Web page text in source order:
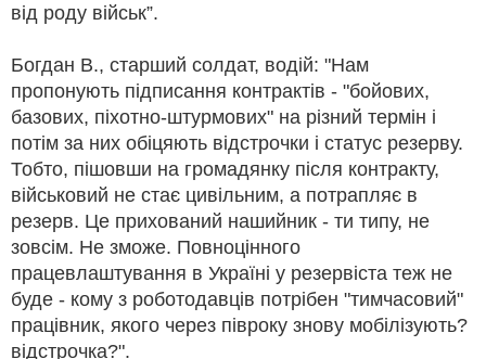
від роду військ”.
Богдан В., старший солдат, водій: "Нам
пропонують підписання контрактів - "бойових,
базових, піхотно-штурмових" на різний термін і
потім за них обіцяють відстрочки і статус резерву.
Тобто, пішовши на громадянку після контракту,
військовий не стає цивільним, а потрапляє в
резерв. Це прихований нашийник - ти типу, не
зовсім. Не зможе. Повноцінного
працевлаштування в Україні у резервіста теж не
буде - кому з роботодавців потрібен "тимчасовий"
працівник, якого через півроку знову мобілізують?
відстрочка?".